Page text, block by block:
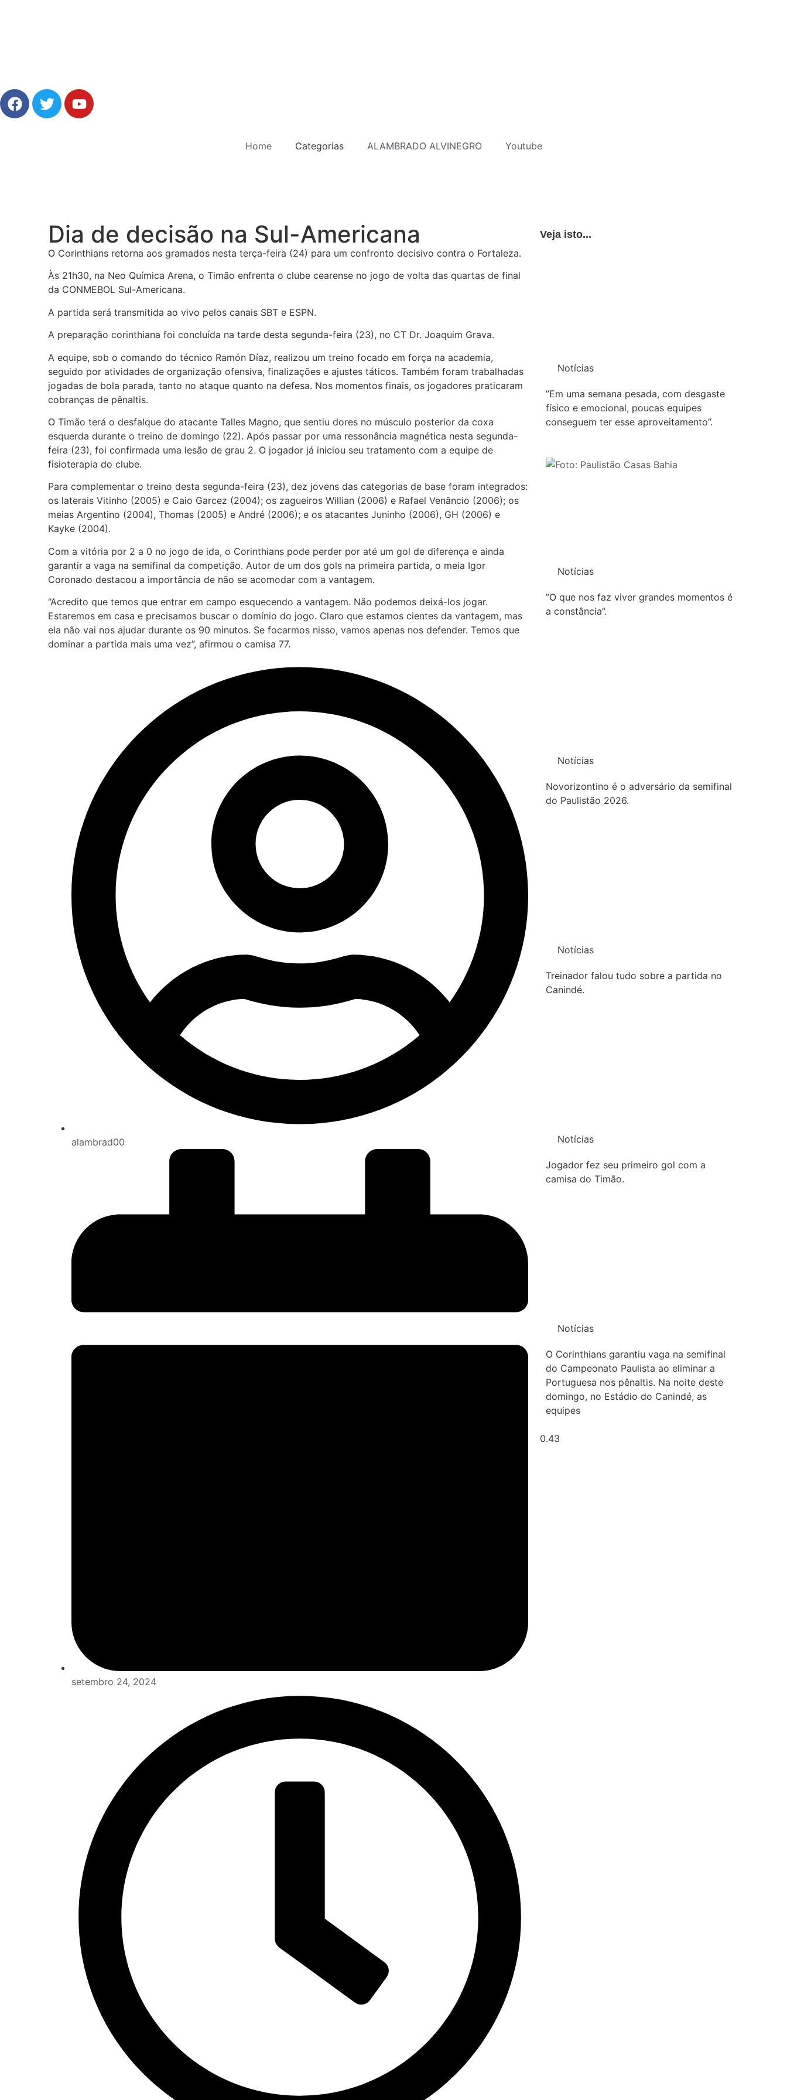
Home Categorias ALAMBRADO ALVINEGRO Youtube
Dia de decisão na Sul-Americana
O Corinthians retorna aos gramados nesta terça-feira (24) para um confronto decisivo contra o Fortaleza.
Às 21h30, na Neo Química Arena, o Timão enfrenta o clube cearense no jogo de volta das quartas de final
da CONMEBOL Sul-Americana.
A partida será transmitida ao vivo pelos canais SBT e ESPN.
A preparação corinthiana foi concluída na tarde desta segunda-feira (23), no CT Dr. Joaquim Grava.
A equipe, sob o comando do técnico Ramón Díaz, realizou um treino focado em força na academia,
seguido por atividades de organização ofensiva, finalizações e ajustes táticos. Também foram trabalhadas
jogadas de bola parada, tanto no ataque quanto na defesa. Nos momentos finais, os jogadores praticaram
cobranças de pênaltis.
O Timão terá o desfalque do atacante Talles Magno, que sentiu dores no músculo posterior da coxa
esquerda durante o treino de domingo (22). Após passar por uma ressonância magnética nesta segunda-
feira (23), foi confirmada uma lesão de grau 2. O jogador já iniciou seu tratamento com a equipe de
fisioterapia do clube.
Para complementar o treino desta segunda-feira (23), dez jovens das categorias de base foram integrados:
os laterais Vitinho (2005) e Caio Garcez (2004); os zagueiros Willian (2006) e Rafael Venâncio (2006); os
meias Argentino (2004), Thomas (2005) e André (2006); e os atacantes Juninho (2006), GH (2006) e
Kayke (2004).
Com a vitória por 2 a 0 no jogo de ida, o Corinthians pode perder por até um gol de diferença e ainda
garantir a vaga na semifinal da competição. Autor de um dos gols na primeira partida, o meia Igor
Coronado destacou a importância de não se acomodar com a vantagem.
“Acredito que temos que entrar em campo esquecendo a vantagem. Não podemos deixá-los jogar.
Estaremos em casa e precisamos buscar o domínio do jogo. Claro que estamos cientes da vantagem, mas
ela não vai nos ajudar durante os 90 minutos. Se focarmos nisso, vamos apenas nos defender. Temos que
dominar a partida mais uma vez”, afirmou o camisa 77.
alambrad00
setembro 24, 2024
Veja isto...
Notícias
”Em uma semana pesada, com desgaste
físico e emocional, poucas equipes
conseguem ter esse aproveitamento”.
Notícias
”O que nos faz viver grandes momentos é
a constância”.
Notícias
Novorizontino é o adversário da semifinal
do Paulistão 2026.
Notícias
Treinador falou tudo sobre a partida no
Canindé.
Notícias
Jogador fez seu primeiro gol com a
camisa do Timão.
Notícias
O Corinthians garantiu vaga na semifinal
do Campeonato Paulista ao eliminar a
Portuguesa nos pênaltis. Na noite deste
domingo, no Estádio do Canindé, as
equipes